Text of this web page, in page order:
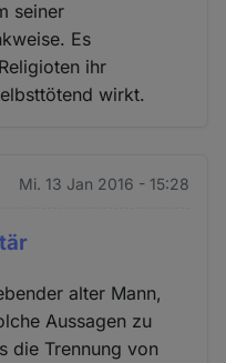
seiner
Es
ihr
wirkt.
Mi. 13 Jan 2016 - 15:28
alter Mann,
Aussagen zu
die Trennung von